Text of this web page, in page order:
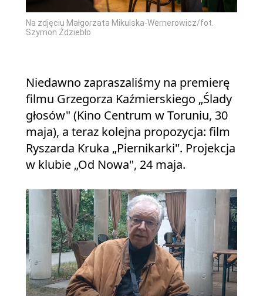
Na zdjęciu Małgorzata Mikulska-Wernerowicz/fot.
Szymon Ździebło
Niedawno zapraszaliśmy na premierę
filmu Grzegorza Kaźmierskiego „Ślady
głosów" (Kino Centrum w Toruniu, 30
maja), a teraz kolejna propozycja: film
Ryszarda Kruka „Piernikarki". Projekcja
w klubie „Od Nowa", 24 maja.